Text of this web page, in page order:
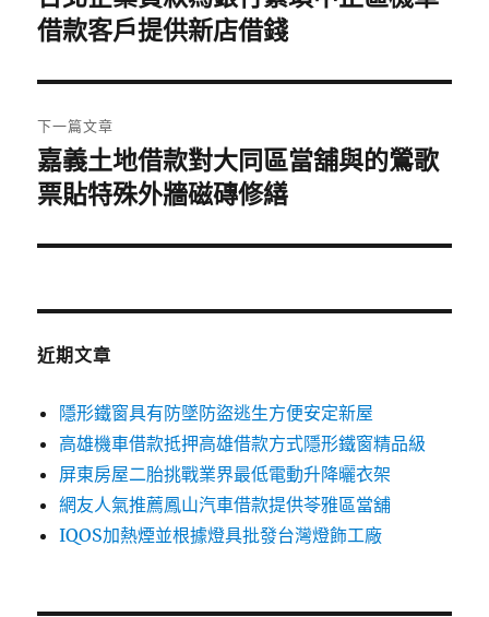
導
覽
一
文
章:
借款客戶提供新店借錢
下一篇文章
下
一
文
嘉義土地借款對大同區當舖與的鶯歌
票貼特殊外牆磁磚修繕
近期文章
隱形鐵窗具有防墜防盜逃生方便安定新屋
高雄機車借款抵押高雄借款方式隱形鐵窗精品級
屏東房屋二胎挑戰業界最低電動升降曬衣架
網友人氣推薦鳳山汽車借款提供苓雅區當舖
IQOS加熱煙並根據燈具批發台灣燈飾工廠